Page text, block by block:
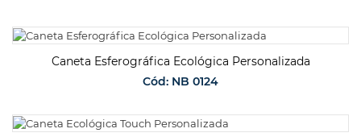
SOLICITAR ORÇAMENTO
Caneta Esferográfica Ecológica Personalizada
Cód: NB 0124
SOLICITAR ORÇAMENTO